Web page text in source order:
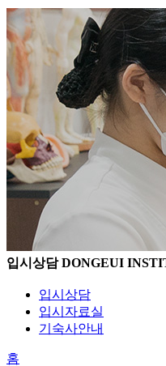
입시상담DONGEUI
입시상담
입시자료실
기숙사안내
홈